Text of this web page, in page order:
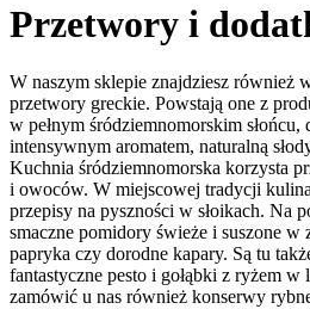
Przetwory i
W naszym sklepie znajdziesz również
przetwory greckie. Powstają one z
w pełnym śródziemnomorskim
intensywnym aromatem, naturalną
Kuchnia śródziemnomorska korzysta
i owoców. W miejscowej tradycji
przepisy na pyszności w słoikach. Na
smaczne pomidory świeże i suszone w
papryka czy dorodne kapary. Są tu
fantastyczne pesto i gołąbki z ryżem
zamówić u nas również konserwy